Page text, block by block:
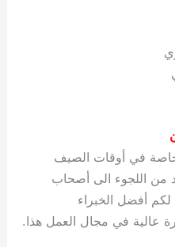
في أوقات الصيف
من اللجوء الى أصحاب
لكم أفضل الخبراء
عالية في مجال العمل هذا.